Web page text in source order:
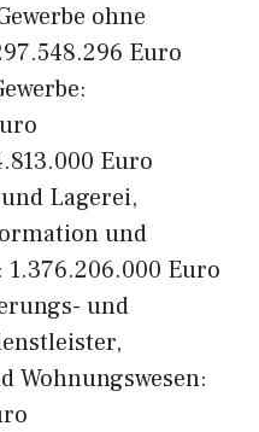
ohne
Euro
Euro
Lagerei,
und
Euro
und
Wohnungswesen: